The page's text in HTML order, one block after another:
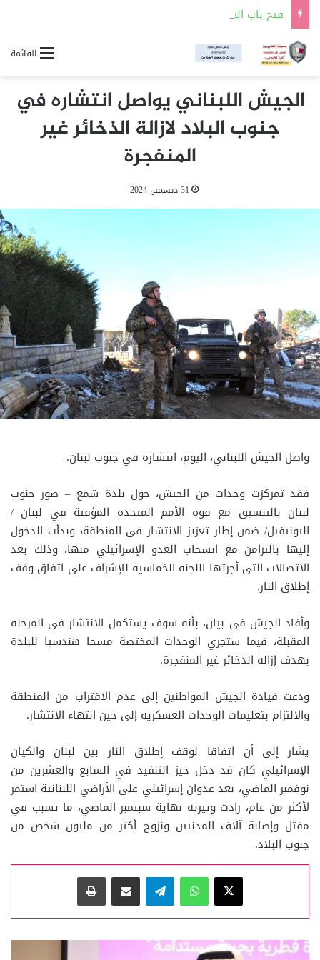
القائمة
الجيش اللبناني يواصل انتشاره في
جنوب البلاد لازالة الذخائر غير
المنفجرة
31 ديسمبر، 2024
واصل الجيش اللبناني، اليوم، انتشاره في جنوب لبنان.
فقد تمركزت وحدات من الجيش، حول بلدة شمع – صور جنوب
لبنان بالتنسيق مع قوة الأمم المتحدة المؤقتة في لبنان /
اليونيفيل/ ضمن إطار تعزيز الانتشار في المنطقة، وبدأت الدخول
إليها بالتزامن مع انسحاب العدو الإسرائيلي منها، وذلك بعد
الاتصالات التي أجرتها اللجنة الخماسية للإشراف على اتفاق وقف
إطلاق النار.
وأفاد الجيش في بيان، بأنه سوف يستكمل الانتشار في المرحلة
المقبلة، فيما ستجري الوحدات المختصة مسحا هندسيا للبلدة
بهدف إزالة الذخائر غير المنفجرة.
ودعت قيادة الجيش المواطنين إلى عدم الاقتراب من المنطقة
والالتزام بتعليمات الوحدات العسكرية إلى حين انتهاء الانتشار.
يشار إلى أن اتفاقا لوقف إطلاق النار بين لبنان والكيان
الإسرائيلي كان قد دخل حيز التنفيذ في السابع والعشرين من
نوفمبر الماضي، بعد عدوان إسرائيلي على الأراضي اللبنانية استمر
لأكثر من عام، زادت وتيرته نهاية سبتمبر الماضي، ما تسبب في
مقتل وإصابة آلاف المدنيين ونزوح أكثر من مليون شخص من
جنوب البلاد.
‫X
واتسابتيلقراممشاركة عبر البريد طباعة
وزارة